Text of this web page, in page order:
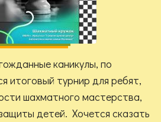
каникулы, по
итоговый турнир для ребят,
шахматного мастерства,
детей. Хочется сказать